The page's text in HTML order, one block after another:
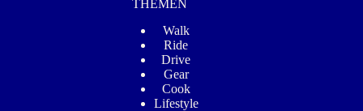
THEMEN
Walk
Ride
Drive
Gear
Cook
Lifestyle